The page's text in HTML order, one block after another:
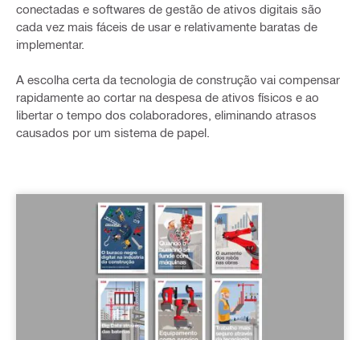
conectadas e softwares de gestão de ativos digitais são
cada vez mais fáceis de usar e relativamente baratas de
implementar.
A escolha certa da tecnologia de construção vai compensar
rapidamente ao cortar na despesa de ativos físicos e ao
libertar o tempo dos colaboradores, eliminando atrasos
causados por um sistema de papel.